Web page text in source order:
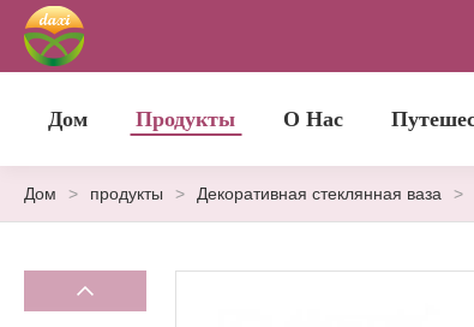
Дом Продукты О Нас
Дом > продукты > Декоративная стеклянная ваза >